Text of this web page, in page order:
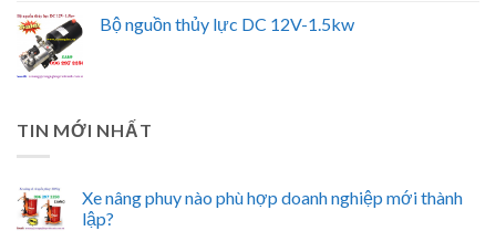
Bộ nguồn thủy lực DC 12V-1.5kw
TIN MỚI NHẤT
Xe nâng phuy nào phù hợp doanh nghiệp mới thành
lập?